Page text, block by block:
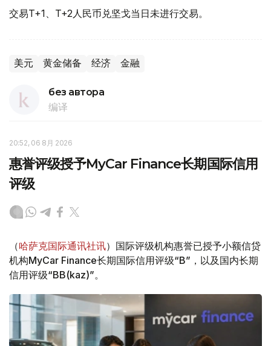
交易T+1、T+2人民币兑坚戈当日未进行交易。
美元 黄金储备 经济 金融
без автора
编译
20:52, 06 8月 2026
惠誉评级授予MyCar Finance长期国际信用
评级
（哈萨克国际通讯社讯）国际评级机构惠誉已授予小额信贷
机构MyCar Finance长期国际信用评级“B”，以及国内长期
信用评级“BB(kaz)”。